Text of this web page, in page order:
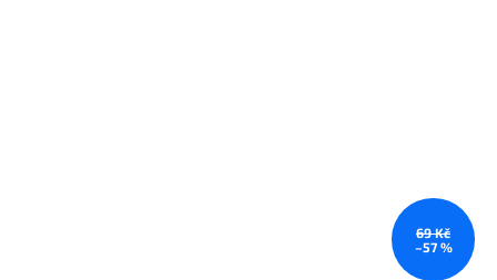
69 Kč
–57 %